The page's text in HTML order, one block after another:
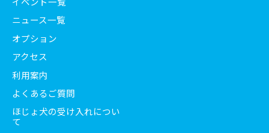
ニュース一覧
オプション
アクセス
利用案内
よくあるご質問
ほじょ犬の受け入れについ
て